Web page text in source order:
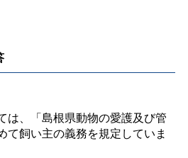
は、「島根県動物の愛護及び管
て飼い主の義務を規定していま